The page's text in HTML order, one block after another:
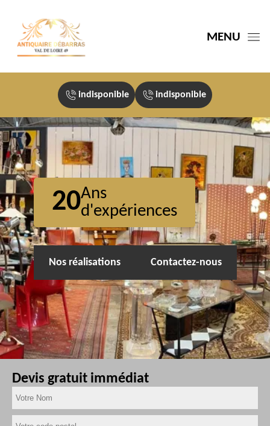
MENU
indisponible indisponible
20Ans
d'expériences
Nos réalisations Contactez-nous
Devis gratuit immédiat